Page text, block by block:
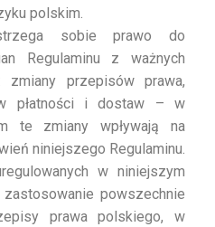
polskim.
sobie prawo do
Regulaminu z ważnych
przepisów prawa,
płatności i dostaw – w
te zmiany wpływają na
niniejszego Regulaminu.
w niniejszym
zastosowanie powszechnie
prawa polskiego, w